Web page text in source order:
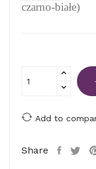
czarno-białe)
Add to
Share